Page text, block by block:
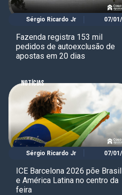
Sérgio Ricardo Jr 07/
Fazenda registra 153 mil
pedidos de autoexclusão de
apostas em 20 dias
NOTÍCIAS
Sérgio Ricardo Jr 07/
ICE Barcelona 2026 põe Brasil
e América Latina no centro da
feira